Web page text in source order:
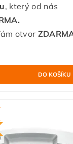
, který od nás
otvor